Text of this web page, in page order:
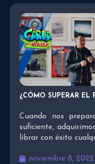
¿CÓMO SUPERAR EL
Cuando nos
suficiente,
librar con éxito
noviembre 8, 2022